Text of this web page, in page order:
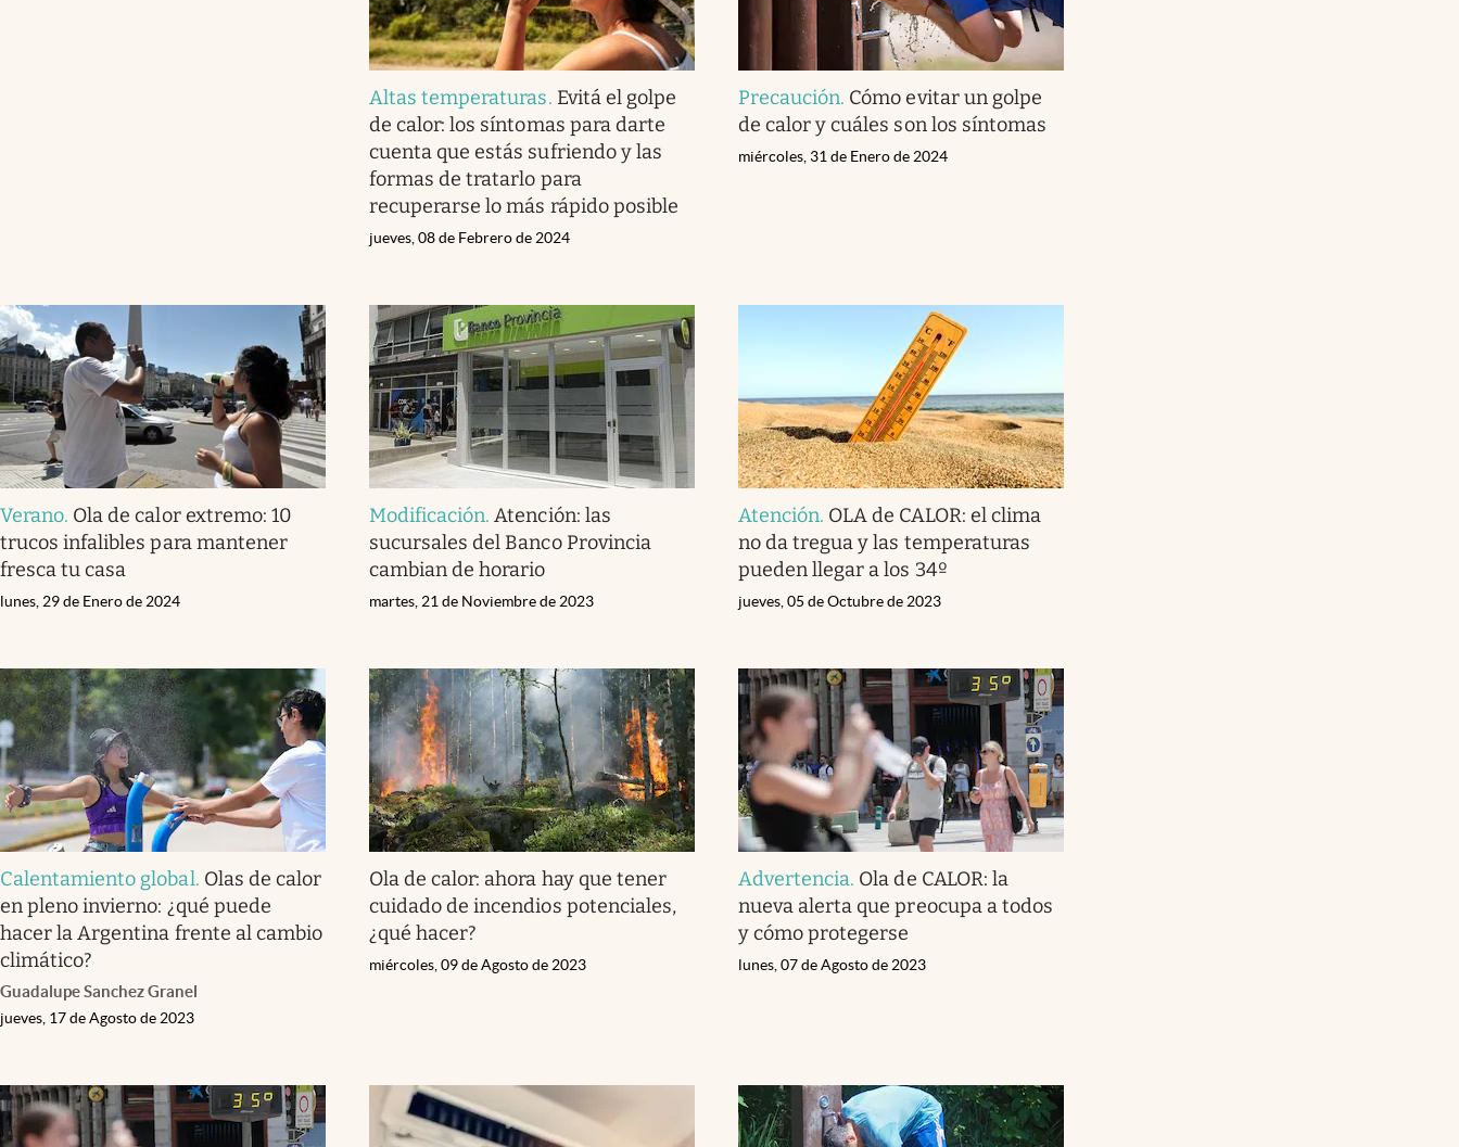
Altas temperaturas. Evitá el golpe
de calor: los síntomas para darte
cuenta que estás sufriendo y las
formas de tratarlo para
recuperarse lo más rápido posible
jueves, 08 de Febrero de 2024
Precaución. Cómo evitar un golpe
de calor y cuáles son los síntomas
miércoles, 31 de Enero de 2024
Verano. Ola de calor extremo: 10
trucos infalibles para mantener
fresca tu casa
lunes, 29 de Enero de 2024
Modificación.Atención: las
sucursales del Banco Provincia
cambian de horario
martes, 21 de Noviembre de 2023
Atención. OLA de CALOR: el clima
no da tregua y las temperaturas
pueden llegar a los 34º
jueves, 05 de Octubre de 2023
Calentamiento global. Olas de calor
en pleno invierno: ¿qué puede
hacer la Argentina frente al cambio
climático?
Guadalupe Sanchez Granel
jueves, 17 de Agosto de 2023
Ola de calor: ahora hay que tener
cuidado de incendios potenciales,
¿qué hacer?
miércoles, 09 de Agosto de 2023
Advertencia. Ola de CALOR: la
nueva alerta que preocupa a todos
y cómo protegerse
lunes, 07 de Agosto de 2023